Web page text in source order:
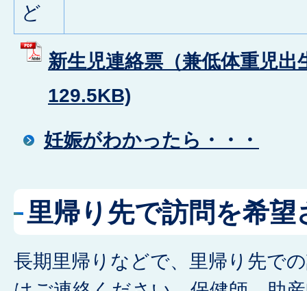
ど
新生児連絡票（兼低体重児
129.5KB)
妊娠がわかったら・・・
里帰り先で訪問を希望
長期里帰りなどで、里帰り先で